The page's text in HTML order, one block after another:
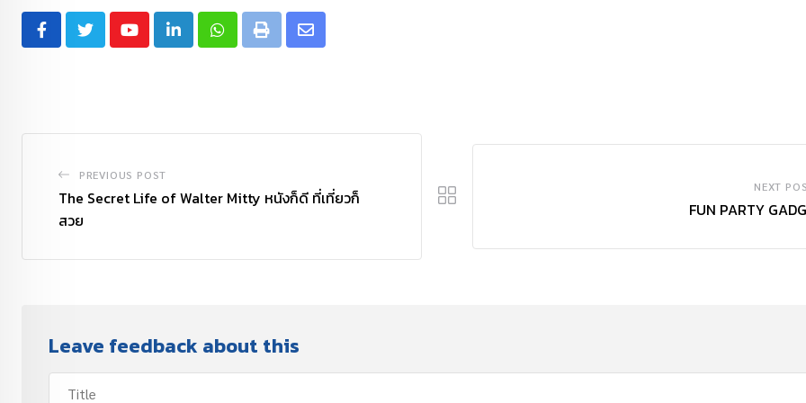
PREVIOUS POST
The Secret Life of Walter Mitty หนังก็ดี ที่เที่ยวก็
สวย
NEXT
FUN PARTY
Leave feedback about this